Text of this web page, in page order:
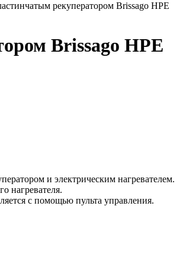
рекуператором Brissago HPE
Brissago HPE
и электрическим нагревателем.
нагревателя.
с помощью пульта управления.